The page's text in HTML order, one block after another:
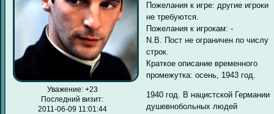
Уважение: +23
Последний визит:
2011-06-09 11:01:44
Пожелания к игре: другие игроки
не требуются.
Пожелания к игрокам: -
N.B. Пост не ограничен по числу
строк.
Краткое описание временного
промежутка: осень, 1943 год.
1940 год. В нацистской Германии
душевнобольных людей